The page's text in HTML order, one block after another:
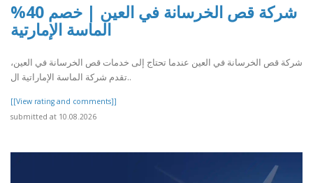
شركة قص الخرسانة في العين | خصم 40%
الماسة الإمارتية
شركة قص الخرسانة في العين عندما تحتاج إلى خدمات قص الخرسانة في العين،
تقدم شركة الماسة الإماراتية ال..
[[View rating and comments]]
submitted at 10.08.2026